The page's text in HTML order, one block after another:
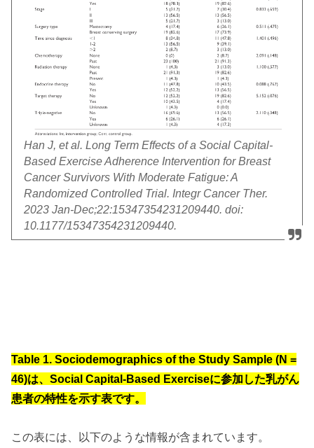
Han J, et al. Long Term Effects of a Social Capital-
Based Exercise Adherence Intervention for Breast
Cancer Survivors With Moderate Fatigue: A
Randomized Controlled Trial. Integr Cancer Ther.
2023 Jan-Dec;22:15347354231209440. doi:
10.1177/15347354231209440.
Table 1. Sociodemographics of the Study Sample (N =
46)は、Social Capital-Based Exerciseに参加した乳がん
患者の特性を示す表です。
この表には、以下のような情報が含まれています。